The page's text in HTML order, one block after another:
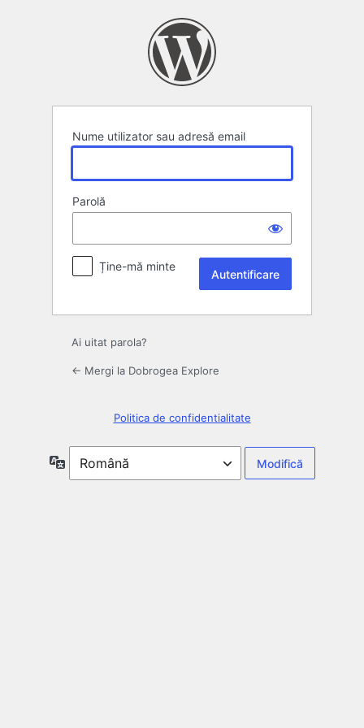
Nume utilizator sau adresă email
Parolă
Ține-mă minte
Ai uitat parola?
← Mergi la Dobrogea Explore
Politica de confidentialitate
Limbă